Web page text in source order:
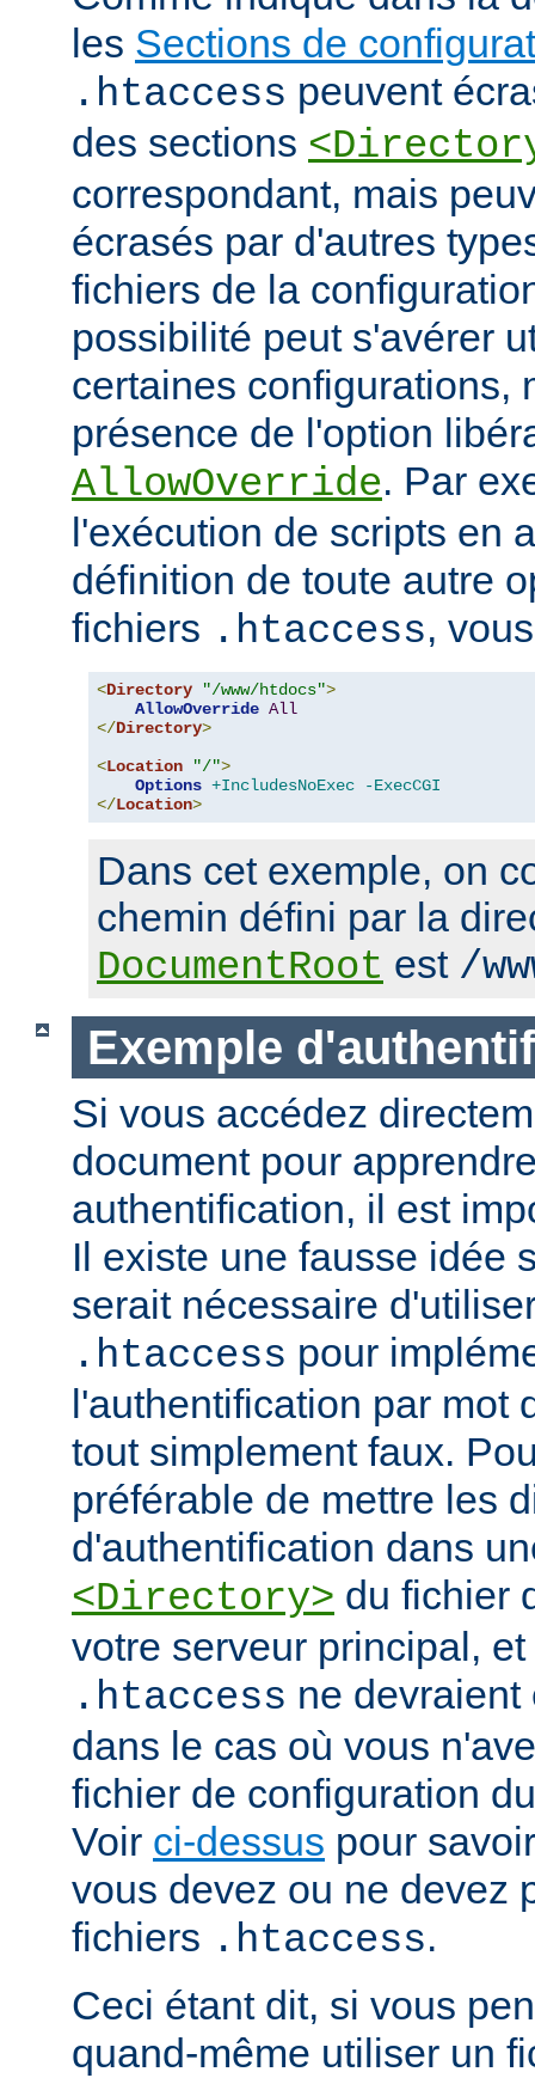
les Sections de
.htaccess peuvent
des sections
correspondant, mais
écrasés par d'autres
fichiers de la
possibilité peut s'avérer
certaines configurations,
présence de l'option
AllowOverride. Par
l'exécution de scripts en
définition de toute autre
fichiers .htaccess,
<Directory "/www/htdocs">
AllowOverride All
</Directory>
<Location "/">
Options +IncludesNoExec
-ExecCGI
</Location>
Dans cet exemple, on
chemin défini par la
DocumentRoot est /
Exemple
Si vous accédez
document pour
authentification, il est
Il existe une fausse idée
serait nécessaire
.htaccess pour
l'authentification par mot
tout simplement faux.
préférable de mettre les
d'authentification dans
<Directory> du fichier
votre serveur principal,
.htaccess ne
dans le cas où vous
fichier de configuration
Voir ci-dessus pour
vous devez ou ne devez
fichiers .htaccess.
Ceci étant dit, si vous
quand-même utiliser un